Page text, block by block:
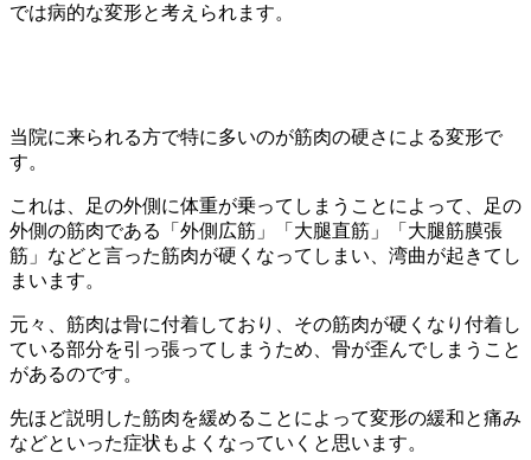
では病的な変形と考えられます。
当院に来られる方で特に多いのが筋肉の硬さによる変形で
す。
これは、足の外側に体重が乗ってしまうことによって、足の
外側の筋肉である「外側広筋」「大腿直筋」「大腿筋膜張
筋」などと言った筋肉が硬くなってしまい、湾曲が起きてし
まいます。
元々、筋肉は骨に付着しており、その筋肉が硬くなり付着し
ている部分を引っ張ってしまうため、骨が歪んでしまうこと
があるのです。
先ほど説明した筋肉を緩めることによって変形の緩和と痛み
などといった症状もよくなっていくと思います。